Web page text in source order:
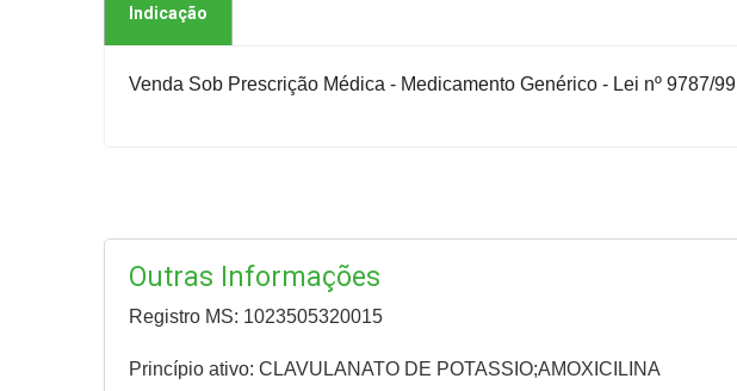
Indicação
Venda Sob Prescrição Médica - Medicamento Genérico - Lei nº 9787/99
Outras Informações
Registro MS: 1023505320015
Princípio ativo: CLAVULANATO DE POTASSIO;AMOXICILINA